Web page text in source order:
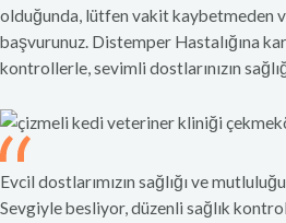
olduğunda, lütfen vakit kaybetmeden
başvurunuz. Distemper Hastalığına
kontrollerle, sevimli dostlarınızın
Evcil dostlarımızın sağlığı ve
Sevgiyle besliyor, düzenli sağlık